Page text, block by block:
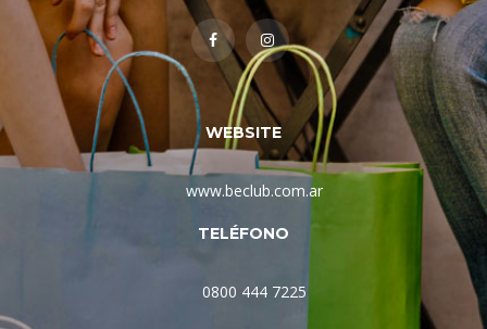
WEBSITE
www.beclub.com.ar
TELÉFONO
0800 444 7225